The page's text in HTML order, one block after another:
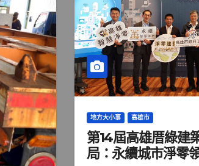
地方大小事 高雄市
第14屆高雄厝綠建
局：永續城市淨零